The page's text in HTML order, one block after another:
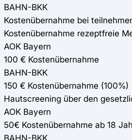
BAHN-BKK
Kostenübernahme bei
Kostenübernahme rezeptfreie
AOK Bayern
100 € Kostenübernahme
BAHN-BKK
150 € Kostenübernahme (100%)
Hautscreening über den
AOK Bayern
50€ Kostenübernahme ab 18